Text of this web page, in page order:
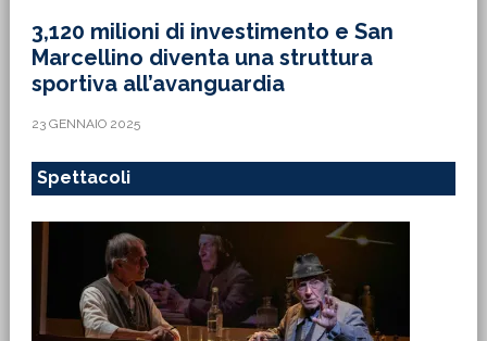
3,120 milioni di investimento e San
Marcellino diventa una struttura
sportiva all’avanguardia
23 GENNAIO 2025
Spettacoli